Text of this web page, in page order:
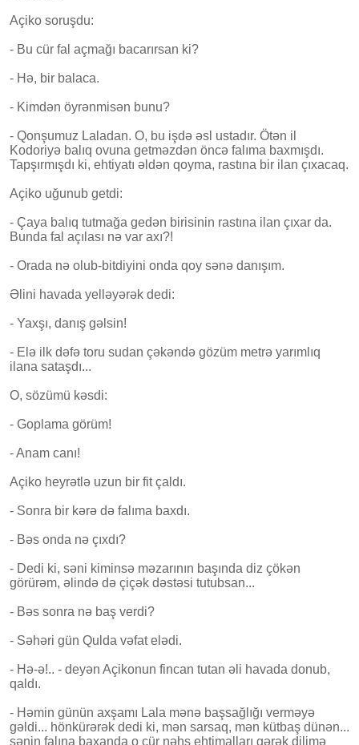
Açiko soruşdu:
- Bu cür fal açmağı bacarırsan ki?
- Hə, bir balaca.
- Kimdən öyrənmisən bunu?
- Qonşumuz Laladan. O, bu işdə əsl ustadır. Ötən il
Kodoriyə balıq ovuna getməzdən öncə falıma baxmışdı.
Tapşırmışdı ki, ehtiyatı əldən qoyma, rastına bir ilan çıxacaq.
Açiko uğunub getdi:
- Çaya balıq tutmağa gedən birisinin rastına ilan çıxar da.
Bunda fal açılası nə var axı?!
- Orada nə olub-bitdiyini onda qoy sənə danışım.
Əlini havada yelləyərək dedi:
- Yaxşı, danış gəlsin!
- Elə ilk dəfə toru sudan çəkəndə gözüm metrə yarımlıq
ilana sataşdı...
O, sözümü kəsdi:
- Goplama görüm!
- Anam canı!
Açiko heyrətlə uzun bir fit çaldı.
- Sonra bir kərə də falıma baxdı.
- Bəs onda nə çıxdı?
- Dedi ki, səni kiminsə məzarının başında diz çökən
görürəm, əlində də çiçək dəstəsi tutubsan...
- Bəs sonra nə baş verdi?
- Səhəri gün Qulda vəfat elədi.
- Hə-ə!.. - deyən Açikonun fincan tutan əli havada donub,
qaldı.
- Həmin günün axşamı Lala mənə başsağlığı verməyə
gəldi... hönkürərək dedi ki, mən sarsaq, mən kütbaş dünən...
sənin falına baxanda o cür nəhs ehtimalları gərək dilimə